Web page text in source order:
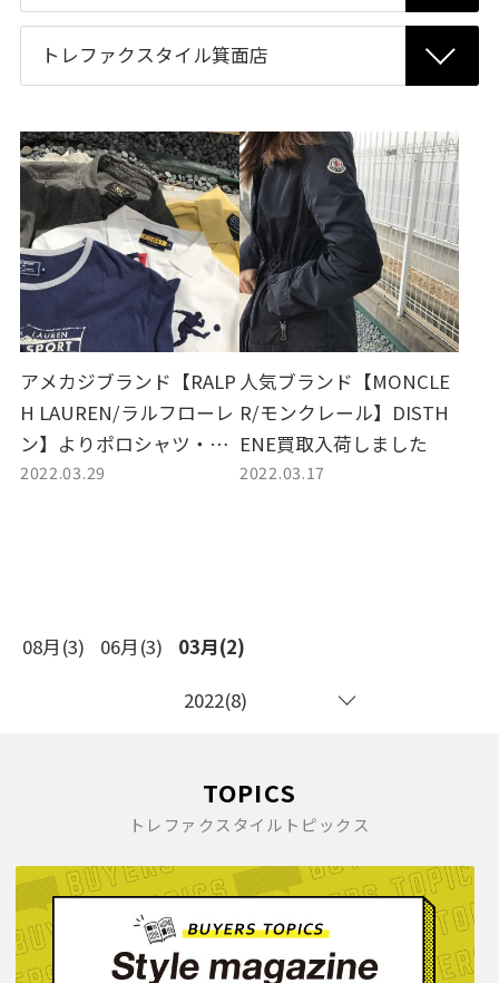
アメカジブランド【RALP
H LAUREN/ラルフローレ
ン】よりポロシャツ・ア
ロハシャツなど春夏アイ
2022.03.29
人気ブランド【MONCLE
R/モンクレール】DISTH
ENE買取入荷しました
2022.03.17
08月(3) 06月(3)
03月(2)
2022(8)
TOPICS
トレファクスタイルトピックス